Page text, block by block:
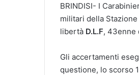
BRINDISI- I
militari della
libertà D.L.F, 43enne
Gli accertamenti
questione, lo scorso